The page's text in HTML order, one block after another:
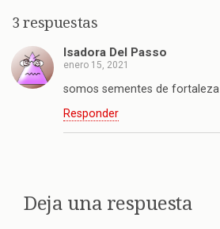
3 respuestas
Isadora Del Passo
enero 15, 2021
somos sementes de fortaleza
Responder
Deja una respuesta